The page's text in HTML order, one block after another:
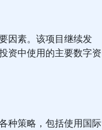
因素。该项目继续发
资中使用的主要数字资
种策略，包括使用国际